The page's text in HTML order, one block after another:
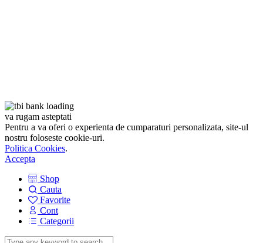
va rugam asteptati
Pentru a va oferi o experienta de cumparaturi personalizata, site-ul
nostru foloseste cookie-uri.
Politica Cookies.
Accepta
Shop
Cauta
Favorite
Cont
Categorii